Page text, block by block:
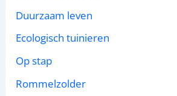
Duurzaam leven
Ecologisch tuinieren
Op stap
Rommelzolder